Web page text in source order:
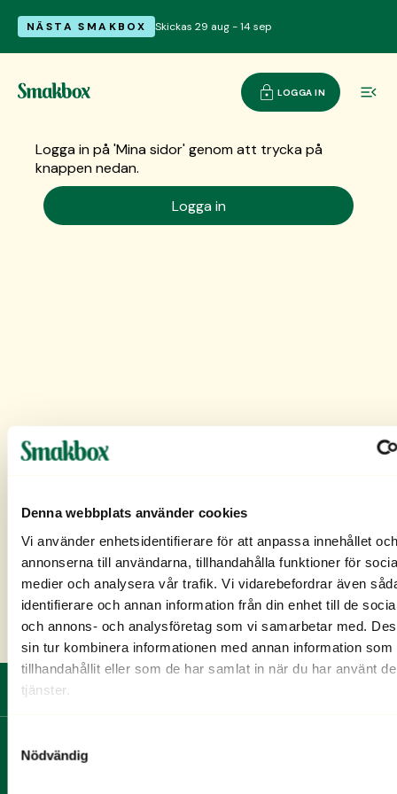
Denna webbplats använder cookies
Vi använder enhetsidentifierare för att anpassa innehållet och
annonserna till användarna, tillhandahålla funktioner för
medier och analysera vår trafik. Vi vidarebefordrar även
identifierare och annan information från din enhet till de
och annons- och analysföretag som vi samarbetar med.
sin tur kombinera informationen med annan information som
tillhandahållit eller som de har samlat in när du har använt
tjänster.
Nödvändig
NÄSTA SMAKBOX Skickas 29 aug - 14 sep
LOGGA IN
Logga in på 'Mina sidor' genom att trycka på
knappen nedan.
Logga in
MENY